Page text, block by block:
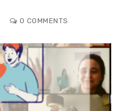
0 COMMENTS